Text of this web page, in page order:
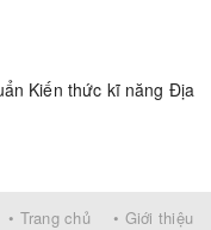
Kiến thức kĩ năng Địa
• Trang chủ • Giới thiệu